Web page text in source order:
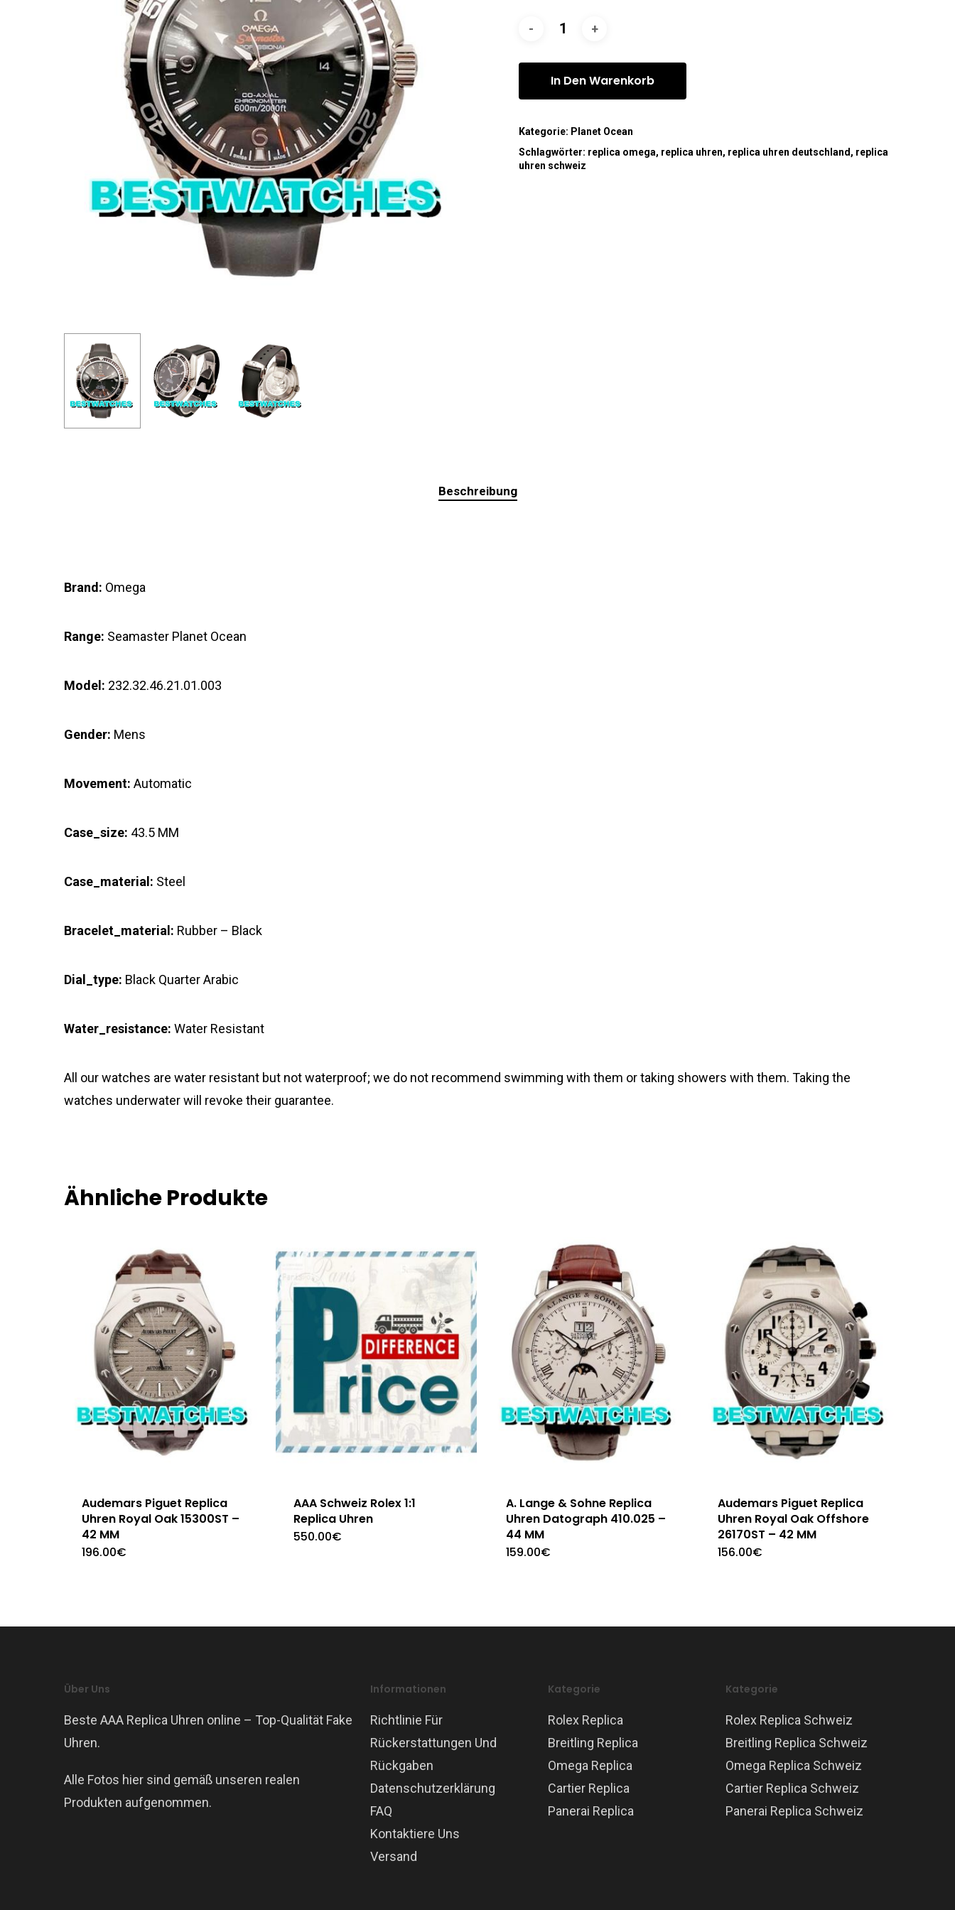
In Den Warenkorb
Kategorie: Planet Ocean
Schlagwörter: replica omega, replica uhren, replica uhren deutschland , replica
uhren schweiz
Beschreibung
Brand: Omega
Range: Seamaster Planet Ocean
Model: 232.32.46.21.01.003
Gender: Mens
Movement: Automatic
Case_size: 43.5 MM
Case_material: Steel
Bracelet_material: Rubber – Black
Dial_type: Black Quarter Arabic
Water_resistance: Water Resistant
All our watches are water resistant but not waterproof; we do not recommend swimming with them or taking showers with them. Taking the
watches underwater will revoke their guarantee.
Ähnliche Produkte
Audemars Piguet Replica
Uhren Royal Oak 15300ST –
42 MM
196.00€
AAA Schweiz Rolex 1:1
Replica Uhren
550.00€
A. Lange & Sohne Replica
Uhren Datograph 410.025 –
44 MM
159.00€
Audemars Piguet Replica
Uhren Royal Oak Offshore
26170ST – 42 MM
156.00€
Über Uns
Beste AAA Replica Uhren online – Top-Qualität Fake
Uhren.
Alle Fotos hier sind gemäß unseren realen
Produkten aufgenommen.
Informationen
Richtlinie Für
Rückerstattungen Und
Rückgaben
Datenschutzerklärung
FAQ
Kontaktiere Uns
Versand
Kategorie
Rolex Replica
Breitling Replica
Omega Replica
Cartier Replica
Panerai Replica
Kategorie
Rolex Replica Schweiz
Breitling Replica Schweiz
Omega Replica Schweiz
Cartier Replica Schweiz
Panerai Replica Schweiz